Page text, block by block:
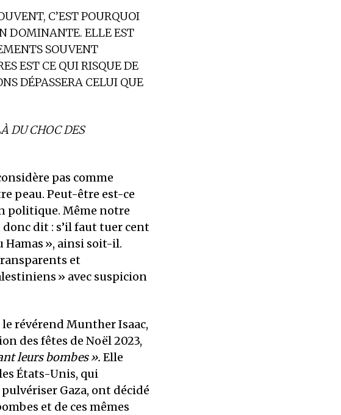
C’EST POURQUOI
DOMINANTE. ELLE EST
SOUVENT
EST CE QUI RISQUE DE
DÉPASSERA CELUI QUE
DU CHOC DES
pas comme
peau. Peut-être est-ce
politique. Même notre
dit : s’il faut tuer cent
», ainsi soit-il.
et
» avec suspicion
révérend Munther Isaac,
des fêtes de Noël 2023,
leurs bombes ». Elle
États-Unis, qui
Gaza, ont décidé
et de ces mêmes